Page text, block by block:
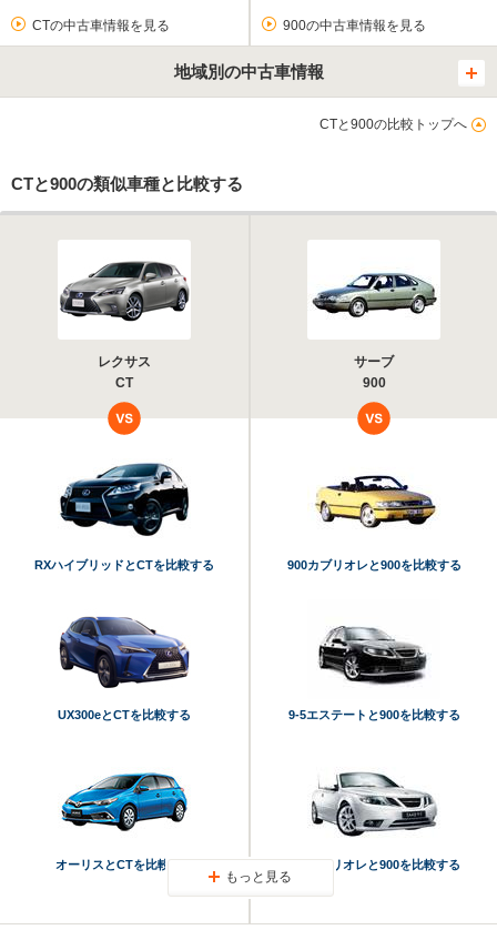
CTの中古車情報を見る 900の中古車情報を見る
地域別の中古車情報
CTと900の比較トップへ
CTと900の類似車種と比較する
レクサス
CT
サーブ
900
RXハイブリッドとCTを比較する
UX300eとCTを比較する
オーリスとCTを比較する
900カブリオレと900を比較する
9-5エステートと900を比較する
9-3カブリオレと900を比較する
もっと見る